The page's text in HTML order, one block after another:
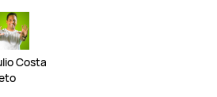
Costa